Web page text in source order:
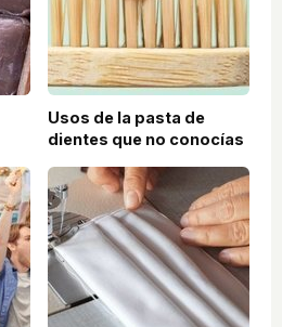
Usos de la pasta de
dientes que no conocías